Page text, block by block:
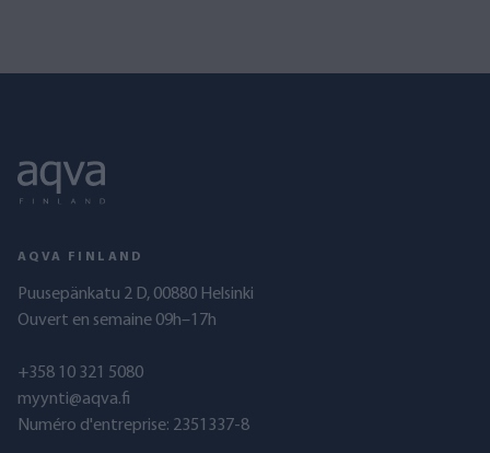
AQVA FINLAND
Puusepänkatu 2 D, 00880 Helsinki
Ouvert en semaine 09h–17h
+358 10 321 5080
myynti@aqva.fi
Numéro d'entreprise: 2351337-8